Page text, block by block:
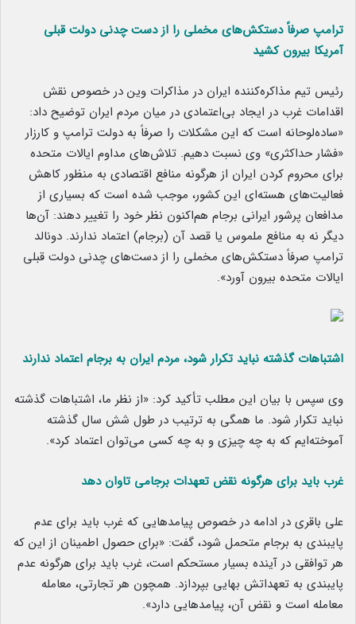
ترامپ صرفاً دستکش‌های مخملی را از دست چدنی دولت قبلی
آمریکا بیرون کشید
رئیس تیم مذاکره‌کننده ایران در مذاکرات وین در خصوص نقش
اقدامات غرب در ایجاد بی‌اعتمادی در میان مردم ایران توضیح داد:
«ساده‌لوحانه است که این مشکلات را صرفاً به دولت ترامپ و کارزار
«فشار حداکثری» وی نسبت دهیم. تلاش‌های مداوم ایالات متحده
برای محروم کردن ایران از هرگونه منافع اقتصادی به منظور کاهش
فعالیت‌های هسته‌ای این کشور، موجب شده است که بسیاری از
مدافعان پرشور ایرانی برجام هم‌اکنون نظر خود را تغییر دهند: آن‌ها
دیگر نه به منافع ملموس یا قصد آن (برجام) اعتماد ندارند. دونالد
ترامپ صرفاً دستکش‌های مخملی را از دست‌های چدنی دولت‌ قبلی
ایالات متحده بیرون آورد».
اشتباهات گذشته نباید تکرار شود، مردم ایران به برجام اعتماد ندارند
وی سپس با بیان این مطلب تأکید کرد: «از نظر ما، اشتباهات گذشته
نباید تکرار شود. ما همگی به ترتیب در طول شش سال گذشته
آموخته‌ایم که به چه چیزی و به چه کسی می‌توان اعتماد کرد».
غرب باید برای هرگونه نقض تعهدات برجامی تاوان دهد
علی باقری در ادامه در خصوص پیامدهایی که غرب باید برای عدم
پایبندی به برجام متحمل شود، گفت: «برای حصول اطمینان از این که
هر توافقی در آینده بسیار مستحکم است، غرب باید برای هرگونه عدم
پایبندی به تعهداتش بهایی بپردازد. همچون هر تجارتی، معامله
معامله است و نقض آن، پیامدهایی دارد».